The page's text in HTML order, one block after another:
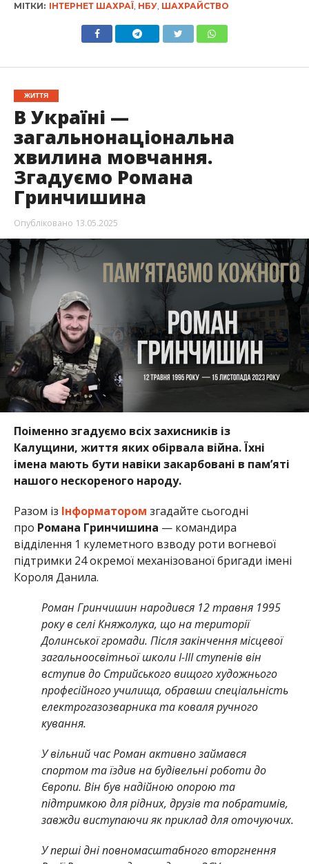
МІТКИ: ІНТЕРНЕТ ШАХРАЇ, НБУ, ШАХРАЙСТВО
ЖИТТЯ
В Україні —
загальнонаціональна
хвилина мовчання.
Згадуємо Романа
Гринчишина
Опубліковано 13.05.2025
Поіменно згадуємо всіх захисників із
Калущини, життя яких обірвала війна. Їхні
імена мають бути навіки закарбовані в пам’яті
нашого нескореного народу.
Разом із Інформатором згадайте сьогодні
про Романа Гринчишина — командира
відділення 1 кулеметного взводу роти вогневої
підтримки 24 окремої механізованої бригади імені
Короля Данила.
Роман Гринчишин народився 12 травня 1995
року в селі Княжолука, що на території
Долинської громади. Після закінчення місцевої
загальноосвітньої школи І-ІІІ ступенів він
вступив до Стрийського вищого художнього
професійного училища, обравши спеціальність
електрогазозварника та коваля ручного
кування.
У вільний час Роман активно займався
спортом та їздив на будівельні роботи до
Європи. Він був надійною опорою та
підтримкою для рідних, друзів та побратимів,
завжди виступаючи як приклад для оточуючих.
У перші дні повномасштабного вторгнення